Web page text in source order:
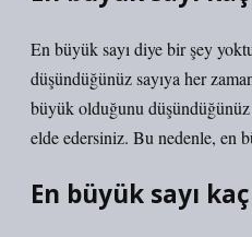
En büyük sayı diye bir şey
düşündüğünüz sayıya her
büyük olduğunu düşündüğünüz
elde edersiniz. Bu nedenle, en
En büyük sayı kaç